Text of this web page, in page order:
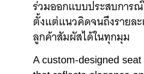
ร่วมออกแบบประสบการณ์
ตั้งแต่แนวคิดจนถึงรายละ
ลูกค้าสัมผัสได้ในทุกมุม⁣
⁣A custom-designed